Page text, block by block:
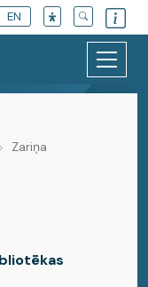
EN
Zariņa